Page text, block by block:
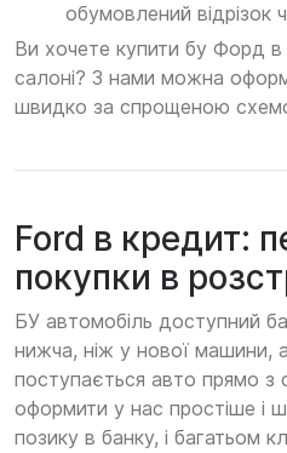
обумовлений відрізок
Ви хочете купити бу Форд в
салоні? З нами можна
швидко за спрощеною
Ford в кредит:
покупки в
БУ автомобіль доступний
нижча, ніж у нової машини,
поступається авто прямо
оформити у нас простіше і
позику в банку, і багатьом